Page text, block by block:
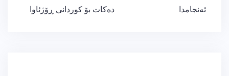
دەکات بۆ کوردانی ڕۆژئاوا
ئەنجامدا